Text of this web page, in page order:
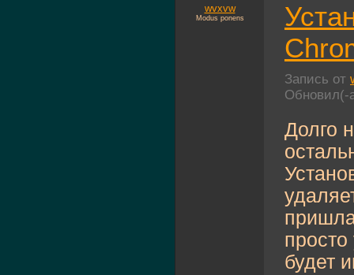
wvxvw
Modus ponens
Запись от
Долго
просто
будет